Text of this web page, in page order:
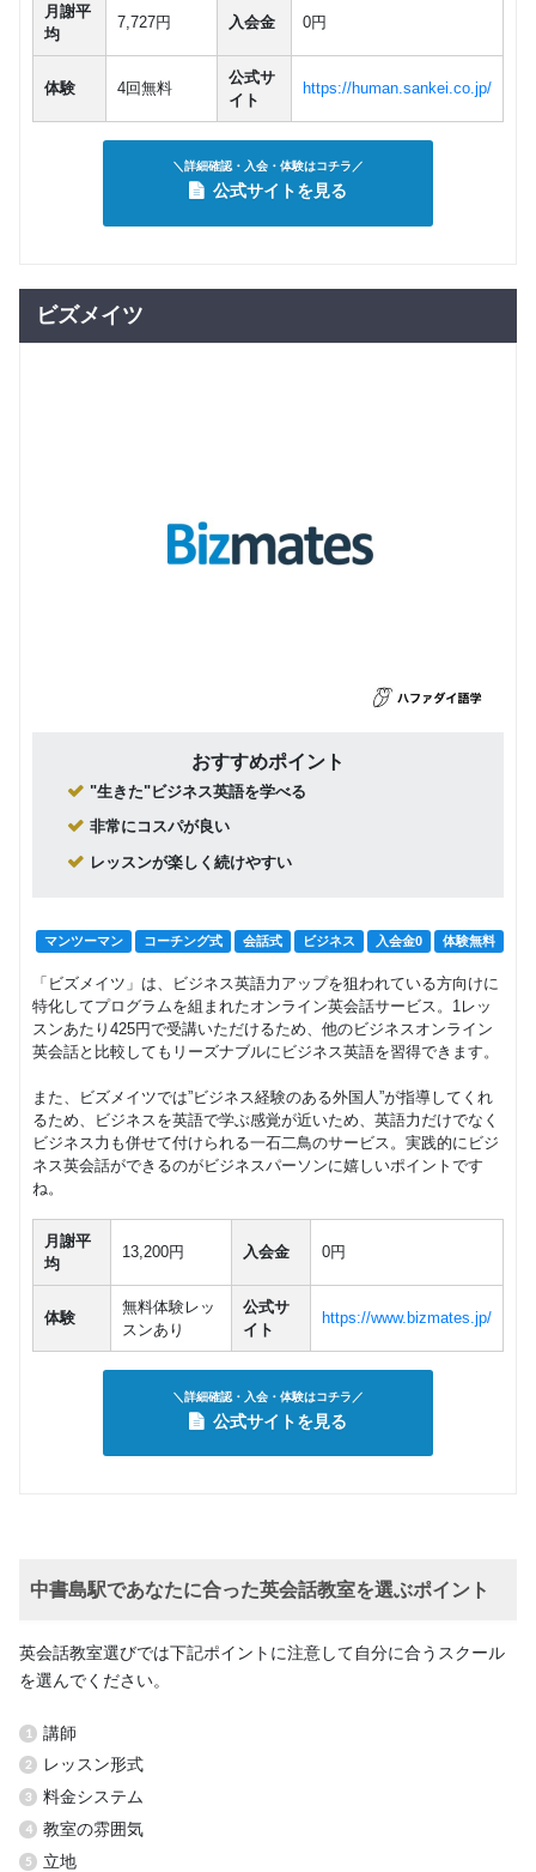
月謝平
均
7,727円 入会金 0円
体験 4回無料
公式サ
イト
https://human.sankei.co.jp/
＼詳細確認・入会・体験はコチラ／
公式サイトを見る
ビズメイツ
おすすめポイント
"生きた"ビジネス英語を学べる
非常にコスパが良い
レッスンが楽しく続けやすい
マンツーマン コーチング式 会話式 ビジネス 入会金0 体験無料
「ビズメイツ」は、ビジネス英語力アップを狙われている方向けに
特化してプログラムを組まれたオンライン英会話サービス。1レッ
スンあたり425円で受講いただけるため、他のビジネスオンライン
英会話と比較してもリーズナブルにビジネス英語を習得できます。
また、ビズメイツでは”ビジネス経験のある外国人”が指導してくれ
るため、ビジネスを英語で学ぶ感覚が近いため、英語力だけでなく
ビジネス力も併せて付けられる一石二鳥のサービス。実践的にビジ
ネス英会話ができるのがビジネスパーソンに嬉しいポイントです
ね。
月謝平
均
13,200円 入会金 0円
体験
無料体験レッ
スンあり
公式サ
イト
https://www.bizmates.jp/
＼詳細確認・入会・体験はコチラ／
公式サイトを見る
中書島駅であなたに合った英会話教室を選ぶポイント
英会話教室選びでは下記ポイントに注意して自分に合うスクール
を選んでください。
講師
レッスン形式
料金システム
教室の雰囲気
立地